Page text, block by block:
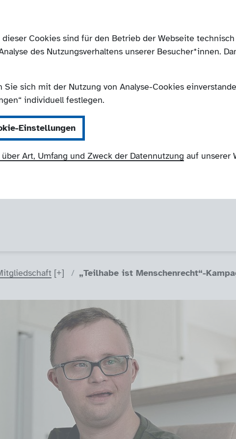
Cookies sind für den Betrieb der Webseite
des Nutzungsverhaltens unserer Besucher*innen.
Sie sich mit der Nutzung von Analyse-Cookies
individuell festlegen.
Einstellungen
Art, Umfang und Zweck der Datennutzung auf unserer
„Teilhabe ist Menschenrecht“-